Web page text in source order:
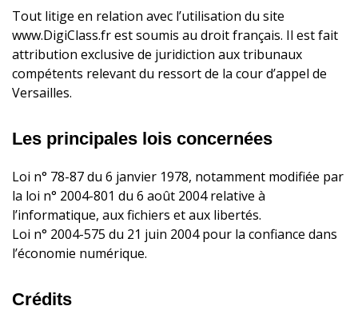
Tout litige en relation avec l’utilisation du site
www.DigiClass.fr est soumis au droit français. Il est fait
attribution exclusive de juridiction aux tribunaux
compétents relevant du ressort de la cour d’appel de
Versailles.
Les principales lois concernées
Loi n° 78-87 du 6 janvier 1978, notamment modifiée par
la loi n° 2004-801 du 6 août 2004 relative à
l’informatique, aux fichiers et aux libertés.
Loi n° 2004-575 du 21 juin 2004 pour la confiance dans
l’économie numérique.
Crédits